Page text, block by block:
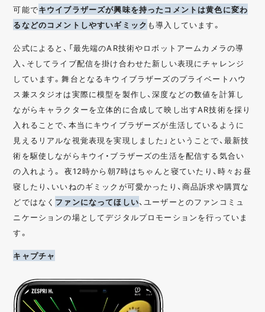
可能でキウイブラザーズが興味を持ったコメントは黄色に変わ
るなどのコメントしやすいギミック も導入しています。
公式によると、「最先端のAR技術やロボットアームカメラの導
入、そしてライブ配信を掛け合わせた新しい表現にチャレンジ
しています。舞台となるキウイブラザーズのプライベートハウ
ス兼スタジオは実際に模型を製作し、深度などの数値を計算し
ながらキャラクターを立体的に合成して映し出すAR技術を採り
入れることで、本当にキウイブラザーズが生活しているように
見えるリアルな視覚表現を実現しました」ということで、最新技
術を駆使しながらキウイ・ブラザーズの生活を配信する気合い
の入れよう。 夜12時から朝7時はちゃんと寝ていたり、時々お昼
寝したり、いいねのギミックが可愛かったり、商品訴求や購買な
どではなく ファンになってほしい、ユーザーとのファンコミュ
ニケーションの場としてデジタルプロモーションを行っていま
す。
キャプチャ